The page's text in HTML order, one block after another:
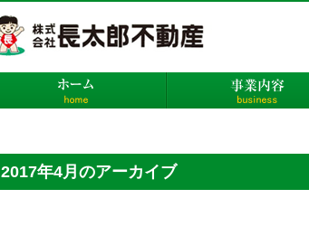
2017年4月のアーカイブ